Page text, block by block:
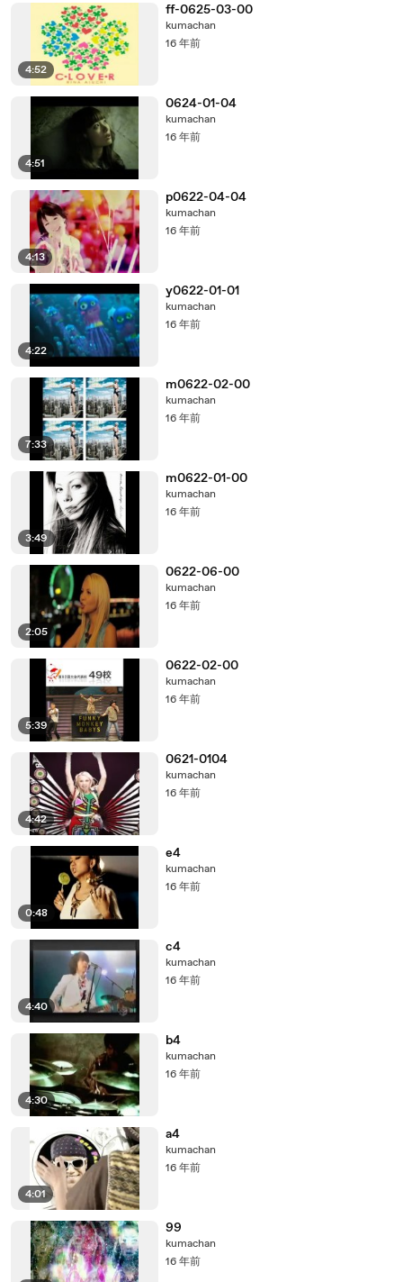
4:52
ff-0625-03-00
kumachan
16 年前
4:51
0624-01-04
kumachan
16 年前
4:13
p0622-04-04
kumachan
16 年前
4:22
y0622-01-01
kumachan
16 年前
7:33
m0622-02-00
kumachan
16 年前
3:49
m0622-01-00
kumachan
16 年前
2:05
0622-06-00
kumachan
16 年前
5:39
0622-02-00
kumachan
16 年前
4:42
0621-0104
kumachan
16 年前
0:48
e4
kumachan
16 年前
4:40
c4
kumachan
16 年前
4:30
b4
kumachan
16 年前
4:01
a4
kumachan
16 年前
99
kumachan
16 年前